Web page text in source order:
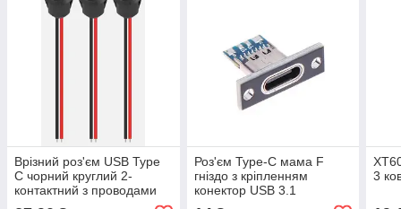
Врізний роз'єм USB Type
C чорний круглий 2-
контактний з проводами
Роз'єм Type-C мама F
гніздо з кріпленням
конектор USB 3.1
3